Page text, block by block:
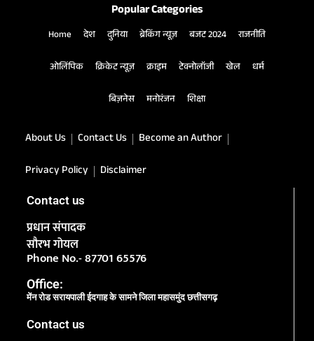
Popular Categories
Home देश दुनिया ब्रेकिंग न्यूज़ बजट 2024 राजनीति
ओलिंपिक क्रिकेट न्यूज़ क्राइम टेक्नोलॉजी खेल धर्म
बिज़नेस मनोरंजन शिक्षा
About Us Contact Us
Become an Author
Privacy Policy
Disclaimer
Contact us
प्रधान संपादक
सौरभ गोयल
Phone No.- 87701 65576
Office:
मेंन रोड सरायपाली ईदगाह के सामने जिला महासमुंद छत्तीसगढ़
Contact us